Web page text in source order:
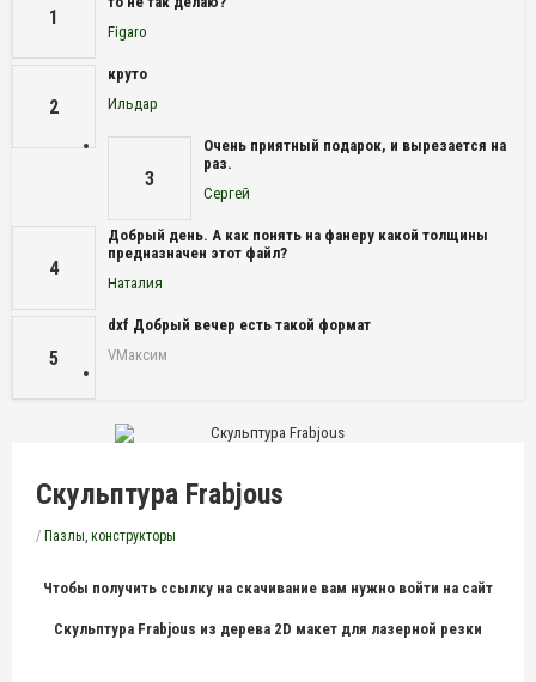
1
Figaro
2
круто
Ильдар
3
Очень приятный подарок, и вырезается на
раз.
Сергей
4
Добрый день. А как понять на фанеру какой толщины
предназначен этот файл?
Наталия
5
dxf Добрый вечер есть такой формат
VМаксим
Скульптура Frabjous
/ Пазлы, конструкторы
Чтобы получить ссылку на скачивание вам нужно войти на сайт
Скульптура Frabjous из дерева 2D макет для лазерной резки